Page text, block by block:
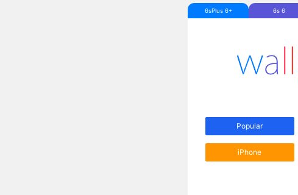
6sPlus 6+ 6s 6
Popular
iPhone